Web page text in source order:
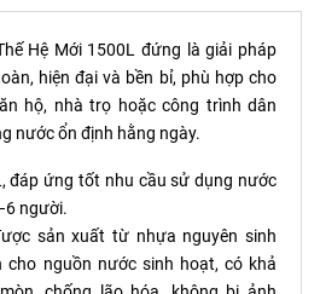
Hệ Mới 1500L đứng là giải pháp
hiện đại và bền bỉ, phù hợp cho
hộ, nhà trọ hoặc công trình dân
nước ổn định hằng ngày.
đáp ứng tốt nhu cầu sử dụng nước
người.
sản xuất từ nhựa nguyên sinh
cho nguồn nước sinh hoạt, có khả